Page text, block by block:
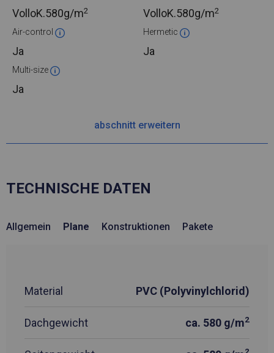
VolloK.580g/m2 VolloK.580g/m2
Air-control
Ja
Hermetic
Ja
Multi-size
Ja
abschnitt erweitern
TECHNISCHE DATEN
Allgemein Plane Konstruktionen Pakete
Material PVC (Polyvinylchlorid)
Dachgewicht ca. 580 g/m2